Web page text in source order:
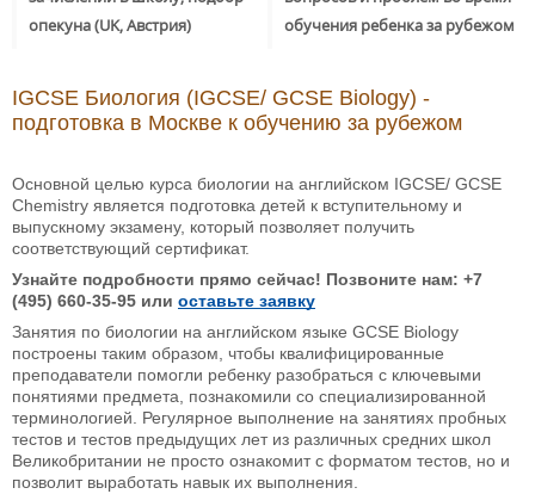
опекуна (UK, Австрия)
обучения ребенка за рубежом
IGCSE Биология (IGCSE/ GCSE Biology) -
подготовка в Москве к обучению за рубежом
Основной целью курса биологии на английском IGCSE/ GCSE
Chemistry является подготовка детей к вступительному и
выпускному экзамену, который позволяет получить
соответствующий сертификат.
Узнайте подробности прямо сейчас! Позвоните нам: +7
(495) 660-35-95 или оставьте заявку
Занятия по биологии на английском языке GCSE Biology
построены таким образом, чтобы квалифицированные
преподаватели помогли ребенку разобраться с ключевыми
понятиями предмета, познакомили со специализированной
терминологией. Регулярное выполнение на занятиях пробных
тестов и тестов предыдущих лет из различных средних школ
Великобритании не просто ознакомит с форматом тестов, но и
позволит выработать навык их выполнения.